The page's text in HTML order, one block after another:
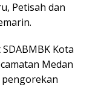
Petisah dan
Kota
Medan